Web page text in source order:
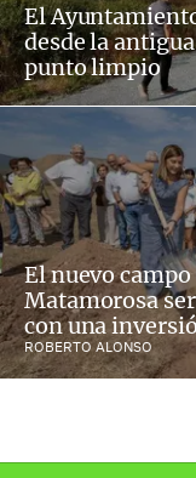
El
desde la
punto limpio
El nuevo
Matamorosa
con una
ROBERTO ALONSO